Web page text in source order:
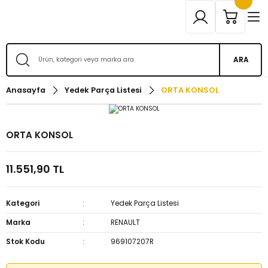
ARA
Anasayfa Yedek Parça Listesi ORTA KONSOL
ORTA KONSOL
11.551,90 TL
Kategori
Yedek Parça Listesi
Marka
RENAULT
Stok Kodu
969107207R